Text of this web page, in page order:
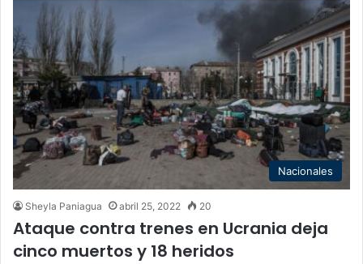
Nacionales
Sheyla Paniagua abril 25, 2022 20
Ataque contra trenes en Ucrania deja
cinco muertos y 18 heridos